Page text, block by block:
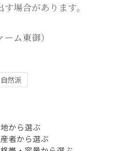
場合があります。
ム東御）
自然派
から選ぶ
者から選ぶ